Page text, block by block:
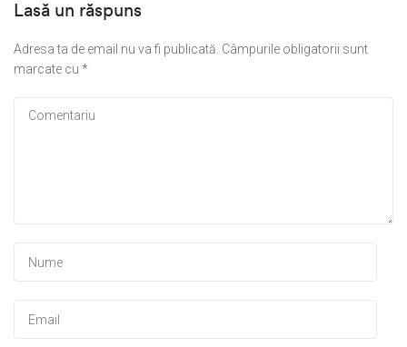
Lasă un răspuns
Adresa ta de email nu va fi publicată. Câmpurile obligatorii sunt
marcate cu *